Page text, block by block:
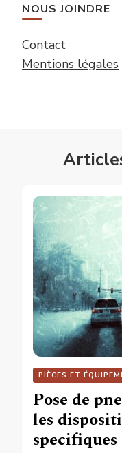
NOUS JOINDRE
Contact
Mentions légales
PIÈCES ET
Pose de
les
specifiques